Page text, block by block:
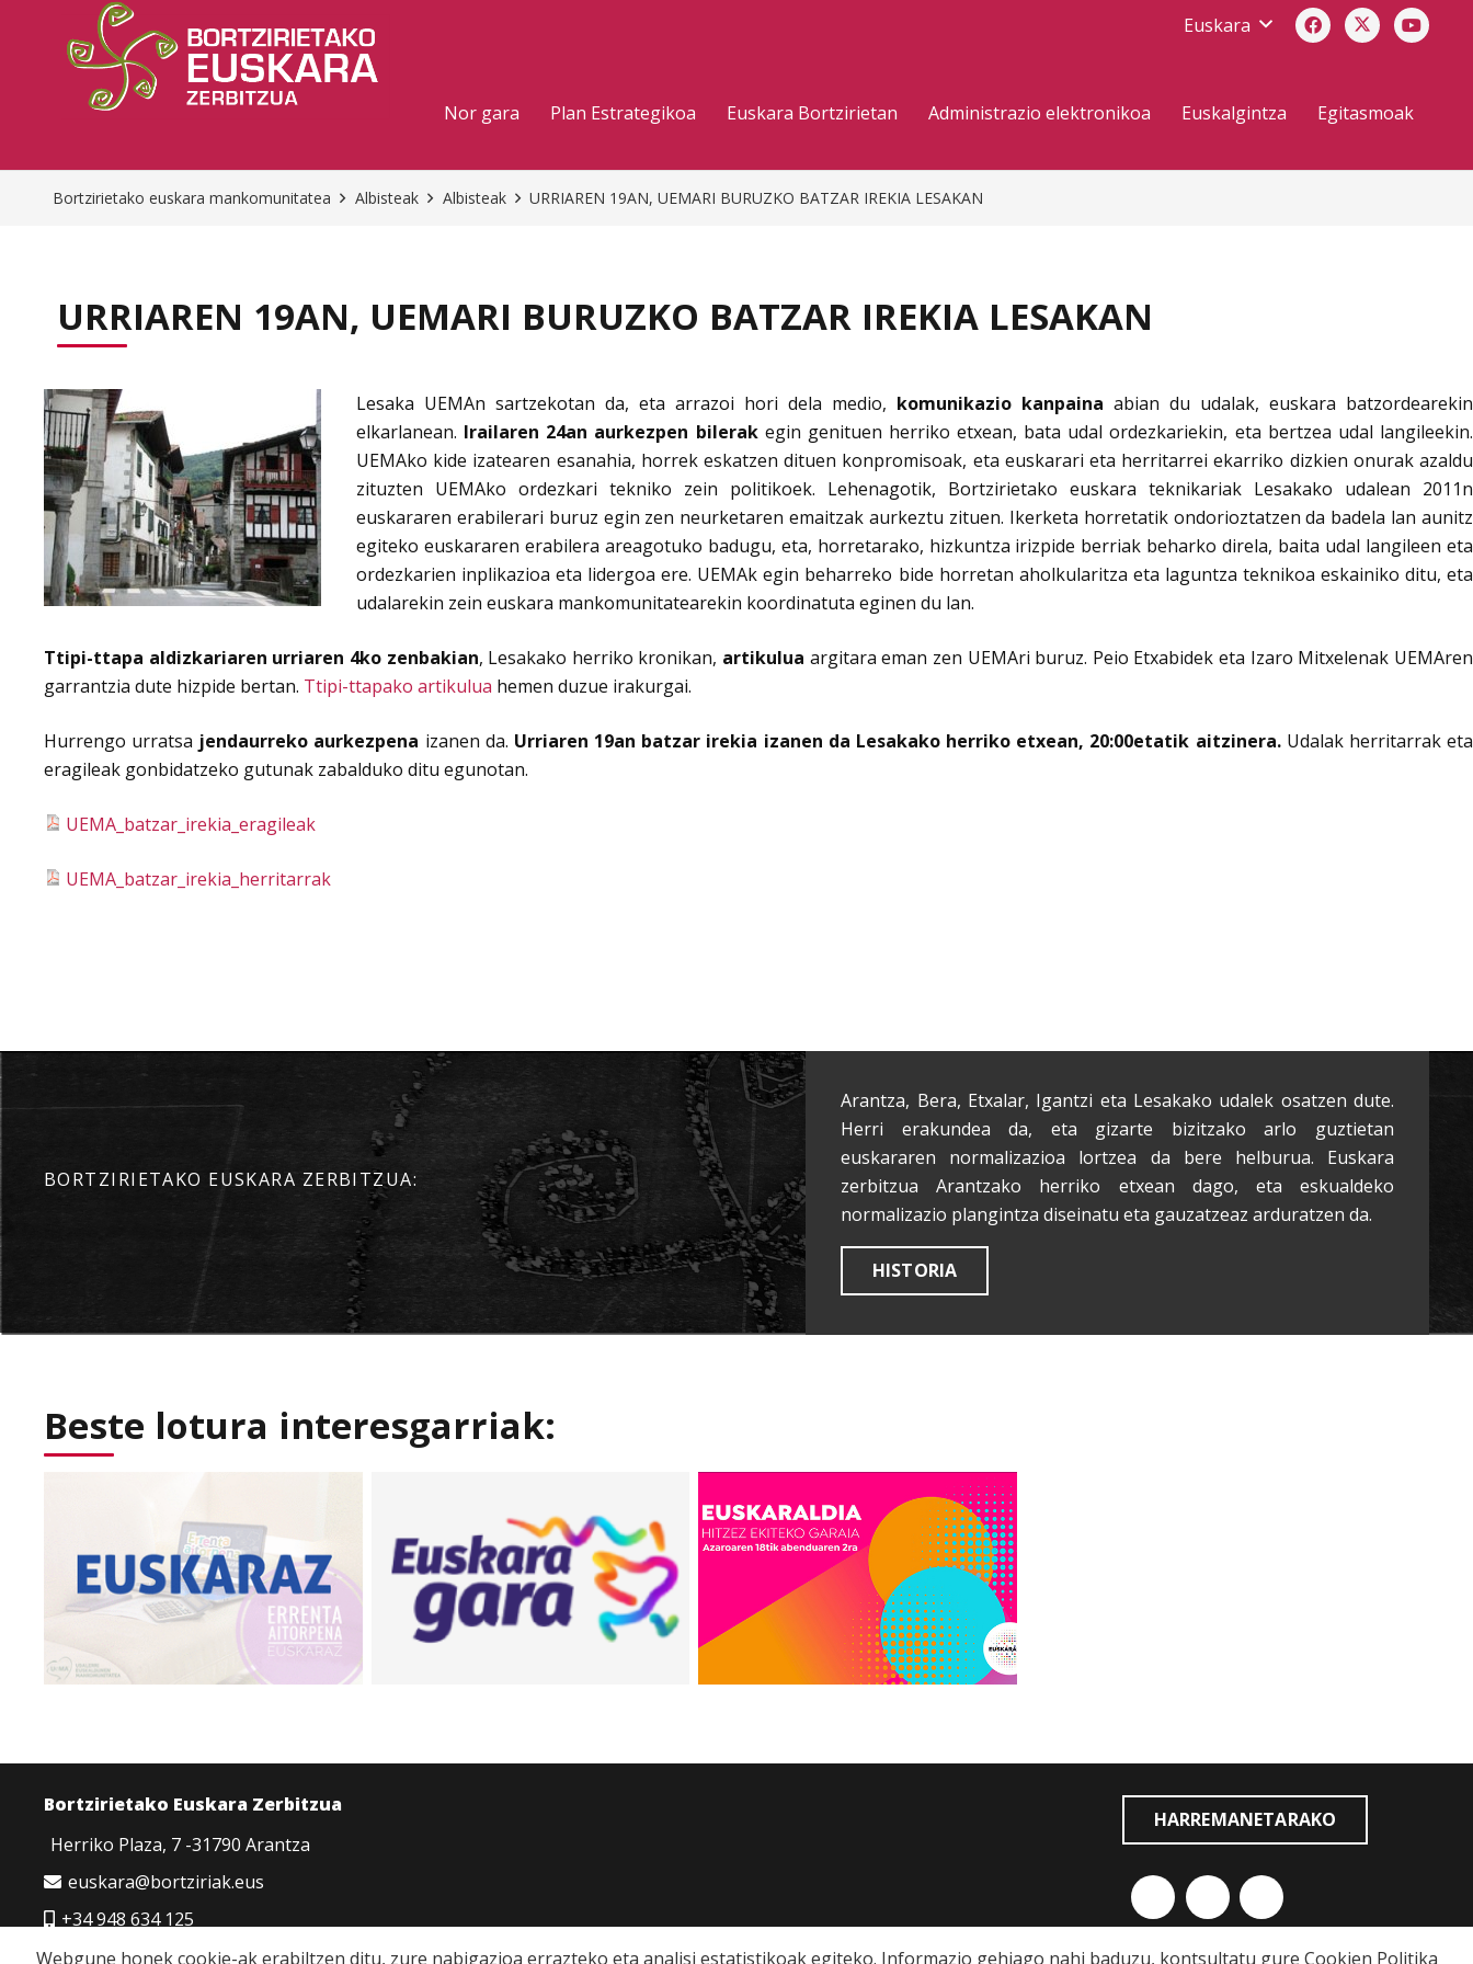
Euskara
Nor gara Plan Estrategikoa Euskara Bortzirietan Administrazio elektronikoa Euskalgintza Egitasmoak
Bortzirietako euskara mankomunitatea Albisteak Albisteak URRIAREN 19AN, UEMARI BURUZKO BATZAR IREKIA LESAKAN
URRIAREN 19AN, UEMARI BURUZKO BATZAR IREKIA LESAKAN
Lesaka UEMAn sartzekotan da, eta arrazoi hori dela medio, komunikazio kanpaina abian du udalak, euskara batzordearekin
elkarlanean. Irailaren 24an aurkezpen bilerakegin genituen herriko etxean, bata udal ordezkariekin, eta bertzea udal langileekin.
UEMAko kide izatearen esanahia, horrek eskatzen dituen konpromisoak, eta euskarari eta herritarrei ekarriko dizkien onurak azaldu
zituzten UEMAko ordezkari tekniko zein politikoek. Lehenagotik, Bortzirietako euskara teknikariak Lesakako udalean 2011n
euskararen erabilerari buruz egin zen neurketaren emaitzak aurkeztu zituen. Ikerketa horretatik ondorioztatzen da badela lan aunitz
egiteko euskararen erabilera areagotuko badugu, eta, horretarako, hizkuntza irizpide berriak beharko direla, baita udal langileen eta
ordezkarien inplikazioa eta lidergoa ere. UEMAk egin beharreko bide horretan aholkularitza eta laguntza teknikoa eskainiko ditu, eta
udalarekin zein euskara mankomunitatearekin koordinatuta eginen du lan.
Ttipi-ttapa aldizkariaren urriaren 4ko zenbakian, Lesakako herriko kronikan, artikulua argitara eman zen UEMAri buruz. Peio Etxabidek eta Izaro Mitxelenak UEMAren
garrantzia dute hizpide bertan. Ttipi-ttapako artikulua hemen duzue irakurgai.
Hurrengo urratsa jendaurreko aurkezpena izanen da. Urriaren 19an batzar irekia izanen da Lesakako herriko etxean, 20:00etatik aitzinera. Udalak herritarrak eta
eragileak gonbidatzeko gutunak zabalduko ditu egunotan.
UEMA_batzar_irekia_eragileak
UEMA_batzar_irekia_herritarrak
BORTZIRIETAKO EUSKARA ZERBITZUA:
Arantza, Bera, Etxalar, Igantzi eta Lesakako udalek osatzen dute.
Herri erakundea da, eta gizarte bizitzako arlo guztietan
euskararen normalizazioa lortzea da bere helburua. Euskara
zerbitzua Arantzako herriko etxean dago, eta eskualdeko
normalizazio plangintza diseinatu eta gauzatzeaz arduratzen da.
HISTORIA
Beste lotura interesgarriak:
Bortzirietako Euskara Zerbitzua
Herriko Plaza, 7 -31790 Arantza
euskara@bortziriak.eus
+34 948 634 125
680 65 06 50
HARREMANETARAKO
Webgune honek cookie-ak erabiltzen ditu, zure nabigazioa errazteko eta analisi estatistikoak egiteko. Informazio gehiago nahi baduzu, kontsultatu gure Cookien Politika